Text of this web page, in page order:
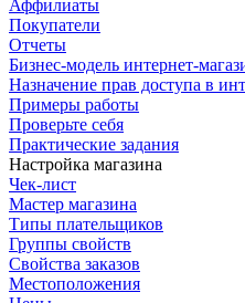
Аффилиаты
Покупатели
Отчеты
Бизнес-модель интернет-
Назначение прав доступа в
Примеры работы
Проверьте себя
Практические задания
Настройка магазина
Чек-лист
Мастер магазина
Типы плательщиков
Группы свойств
Свойства заказов
Местоположения